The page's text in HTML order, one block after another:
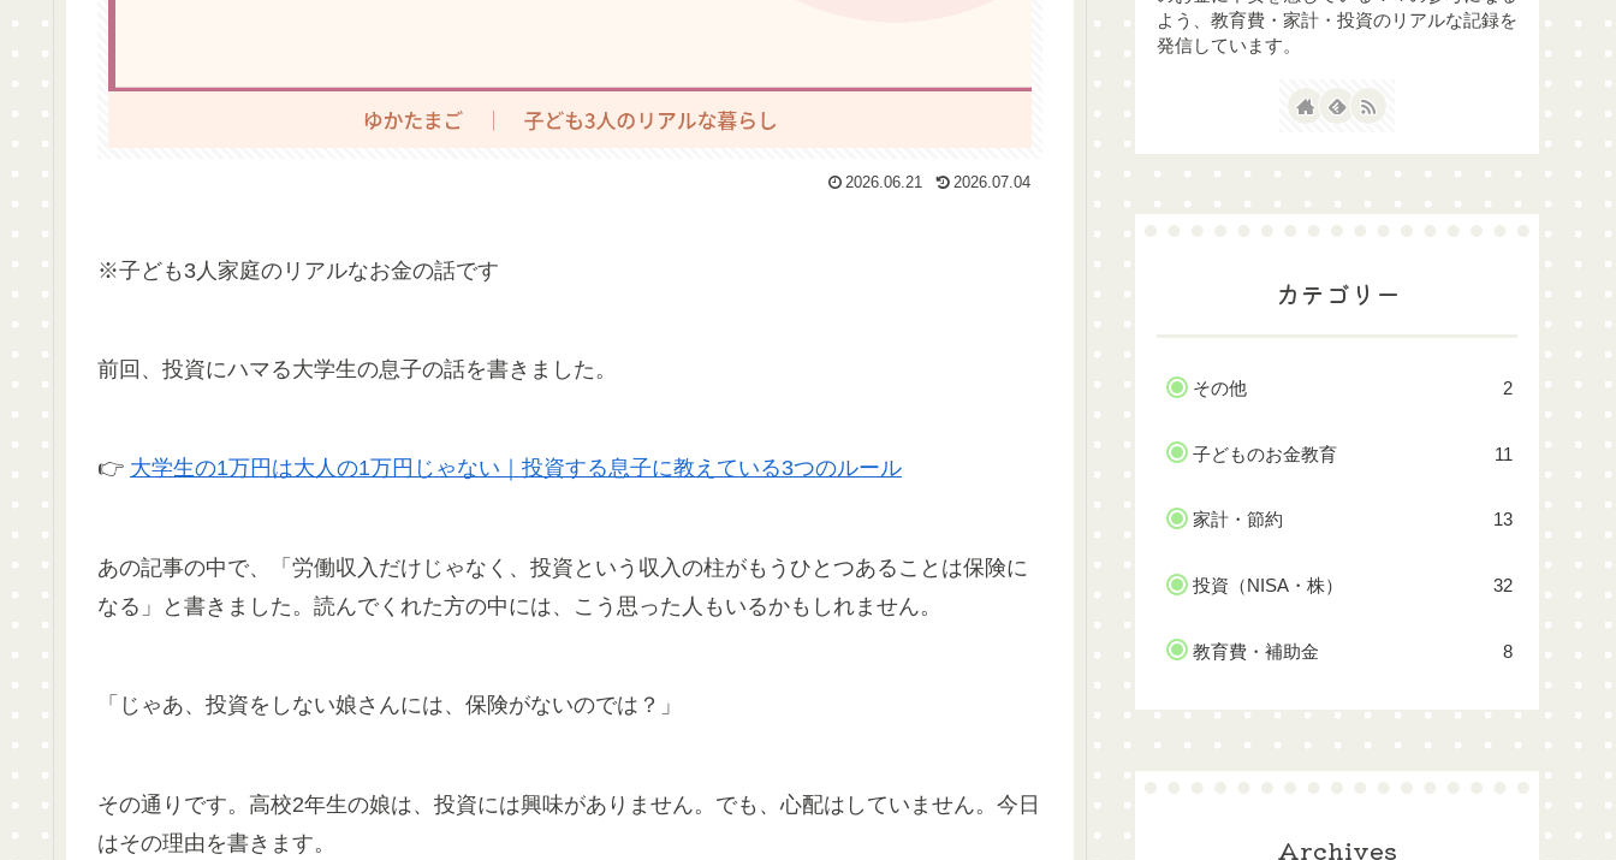
2026.06.21 2026.07.04
※子ども3人家庭のリアルなお金の話です
前回、投資にハマる大学生の息子の話を書きました。
👉 大学生の1万円は大人の1万円じゃない｜投資する息子に教えている3つのルール
あの記事の中で、「労働収入だけじゃなく、投資という収入の柱がもうひとつあることは保険に
なる」と書きました。読んでくれた方の中には、こう思った人もいるかもしれません。
「じゃあ、投資をしない娘さんには、保険がないのでは？」
その通りです。高校2年生の娘は、投資には興味がありません。でも、心配はしていません。今日
はその理由を書きます。
よう、教育費・家計・投資のリアルな記録を
発信しています。
カテゴリー
その他 2
子どものお金教育 11
家計・節約 13
投資（NISA・株） 32
教育費・補助金 8
Archives